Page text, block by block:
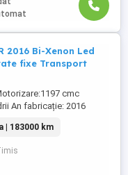
2016 Bi-Xenon Led
fixe Transport
cmc
An fabricație: 2016
-4 geamuri electrice -
incalzite rabatabile
perforată FR
pe volan -Climatronic -
| 183000 km